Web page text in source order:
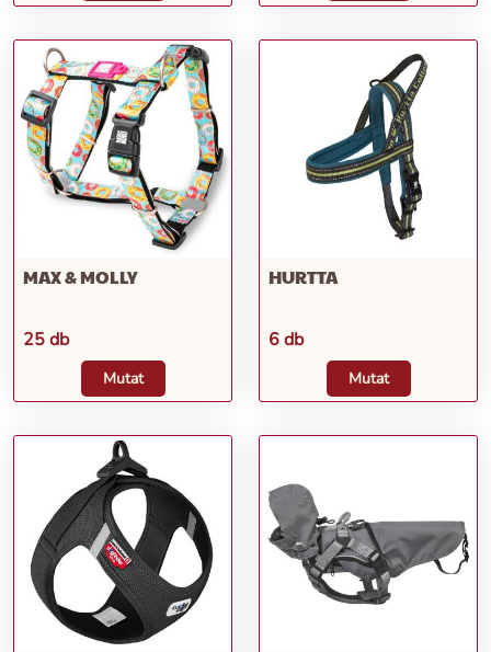
MAX & MOLLY
25 db
Mutat
HURTTA
6 db
Mutat